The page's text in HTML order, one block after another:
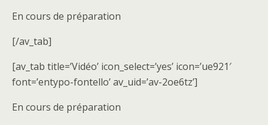
En cours de préparation
[/av_tab]
[av_tab title=’Vidéo’ icon_select=’yes’ icon=’ue921′
font=’entypo-fontello’ av_uid=’av-2oe6tz’]
En cours de préparation